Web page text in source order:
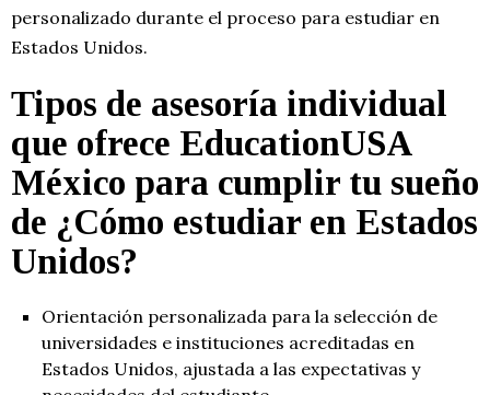
personalizado durante el proceso para estudiar en
Estados Unidos.
Tipos de asesoría individual
que ofrece EducationUSA
México para cumplir tu sueño
de ¿Cómo estudiar en Estados
Unidos?
Orientación personalizada para la selección de
universidades e instituciones acreditadas en
Estados Unidos, ajustada a las expectativas y